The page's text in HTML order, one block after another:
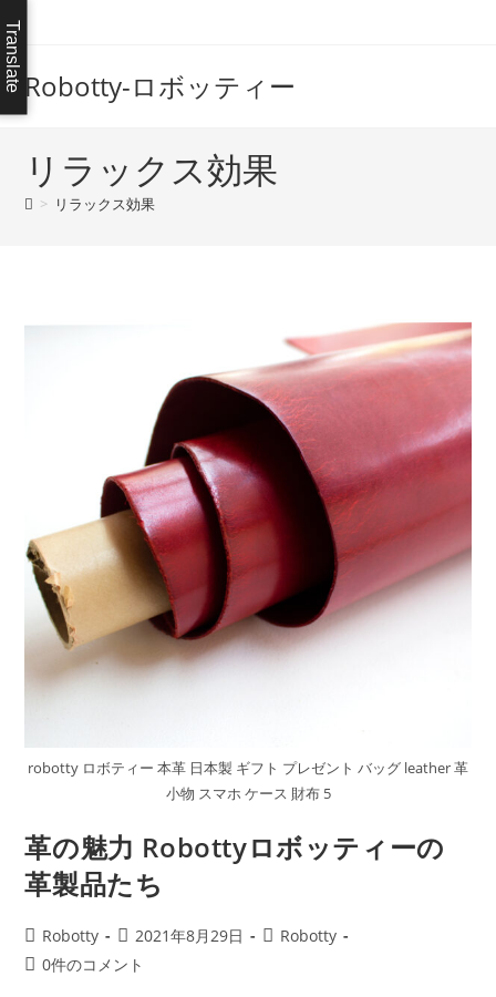
ン
テ
ン
ツ
Robotty-ロボッティー
リラックス効果
> リラックス効果
robotty ロボティー 本革 日本製 ギフト プレゼント バッグ leather 革
小物 スマホ ケース 財布 5
革の魅力 Robottyロボッティーの
革製品たち
投
稿
Robotty
投
稿
2021年8月29日
投 Robotty
投 0件のコメント
Translate